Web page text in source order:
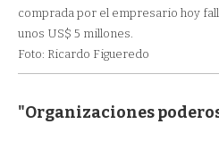
comprada por el empresario hoy
unos US$ 5 millones.
Foto: Ricardo Figueredo
"Organizaciones